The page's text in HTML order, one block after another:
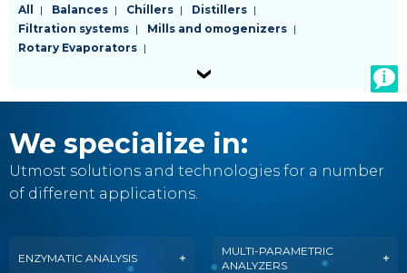
Menu
categorie
-
livello
2
EN
All Balances Chillers
Distillers
Filtration systems
Mills and omogenizers
Rotary Evaporators
Spettrofotometers and colorimeters
We specialize in:
Utmost solutions and technologies for a number
of different applications.
ENZYMATIC ANALYSIS
MULTI-PARAMETRIC
ANALYZERS